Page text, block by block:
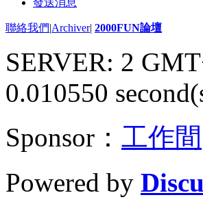
聯絡我們|Archiver| 2000FUN論壇
SERVER: 2
0.010550
Sponsor： 工作間
Powered by